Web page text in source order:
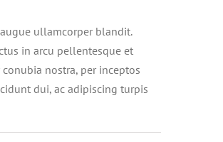
ullamcorper blandit.
in arcu pellentesque et
nostra, per inceptos
dui, ac adipiscing turpis